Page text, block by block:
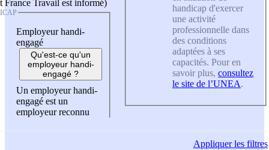
France Travail est informé)
Employeur handi-
engagé
Qu'est-ce qu'un
employeur handi-
engagé ?
Un employeur handi-
engagé est un
employeur reconnu
handicap d'exercer
une activité
professionnelle dans
des conditions
adaptées à ses
capacités. Pour en
savoir plus, consultez
le site de l’UNEA.
Appliquerles filtres